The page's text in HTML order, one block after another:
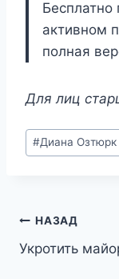
Бесплатно
активном
полная
Для лиц
Метки
записи:
#Диана Озтюрк
по
НАЗАД
Укротить